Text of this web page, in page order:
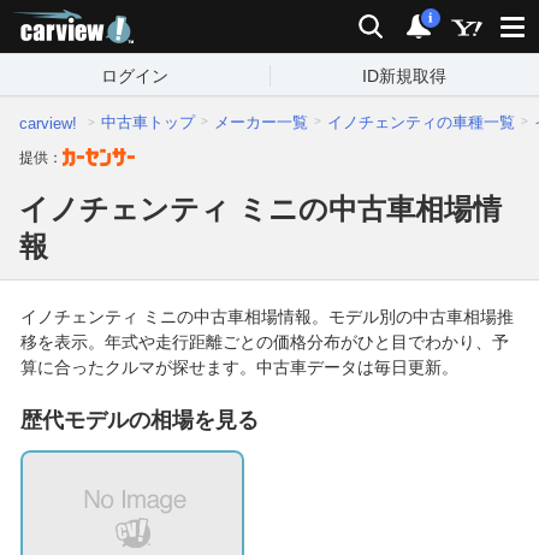
検索 通知
i
ログイン ID新規取得
carview! 中古車トップ メーカー一覧 イノチェンティの車種一覧
提供：
イノチェンティ ミニの中古車相場情
報
イノチェンティ ミニの中古車相場情報。モデル別の中古車相場推
移を表示。年式や走行距離ごとの価格分布がひと目でわかり、予
算に合ったクルマが探せます。中古車データは毎日更新。
歴代モデルの相場を見る
支払総額 2017年 2018年
支払総額 4万km 5万km 6